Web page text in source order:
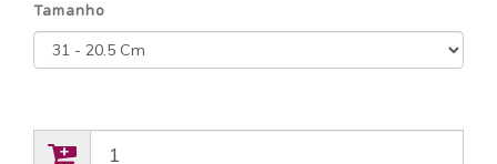
Tamanho